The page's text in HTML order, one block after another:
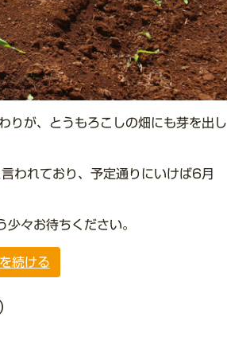
りが、とうもろこしの畑にも芽を出し
われており、予定通りにいけば6月
々お待ちください。
続ける